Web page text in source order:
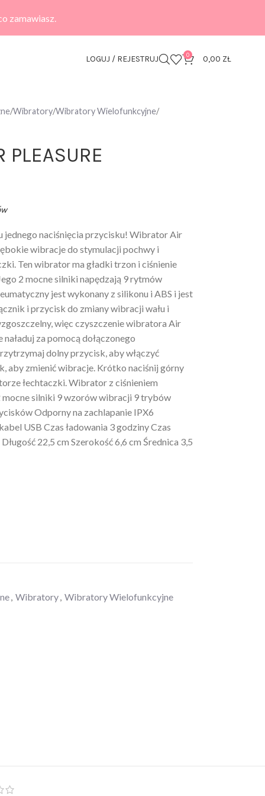
zamawiasz.
LOGUJ / REJESTRUJ 0 0,00 ZŁ
Wibratory Wibratory Wielofunkcyjne
PLEASURE
jednego naciśnięcia przycisku! Wibrator Air
wibracje do stymulacji pochwy i
Ten wibrator ma gładki trzon i ciśnienie
2 mocne silniki napędzają 9 rytmów
jest wykonany z silikonu i ABS i jest
i przycisk do zmiany wibracji wału i
więc czyszczenie wibratora Air
za pomocą dołączonego
dolny przycisk, aby włączyć
aby zmienić wibracje. Krótko naciśnij górny
łechtaczki. Wibrator z ciśnieniem
silniki 9 wzorów wibracji 9 trybów
Odporny na zachlapanie IPX6
USB Czas ładowania 3 godziny Czas
22,5 cm Szerokość 6,6 cm Średnica 3,5
, Wibratory, Wibratory Wielofunkcyjne